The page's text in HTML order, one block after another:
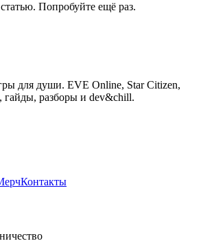
Попробуйте ещё раз.
для души. EVE Online, Star Citizen,
разборы и dev&chill.
Контакты